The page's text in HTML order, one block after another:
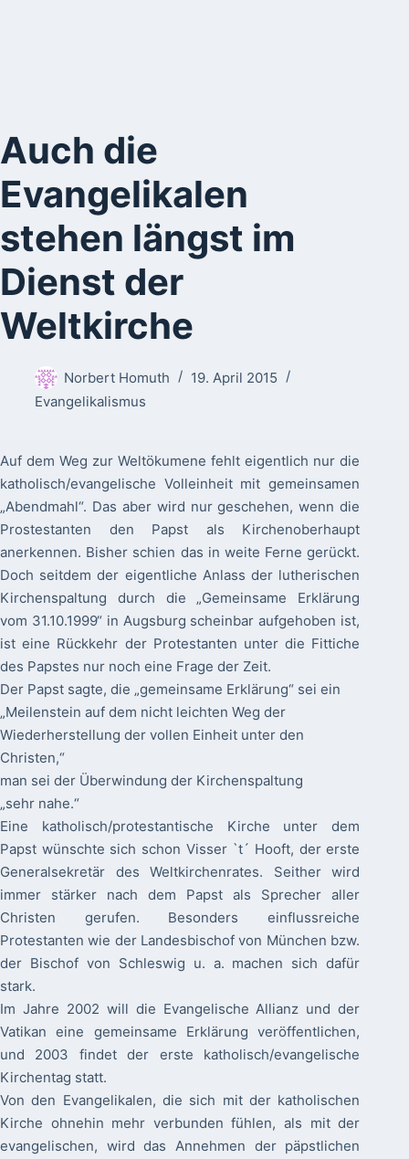
Auch die
Evangelikalen
stehen längst im
Dienst der
Weltkirche
Norbert Homuth
19. April 2015
Evangelikalismus
Auf dem Weg zur Weltökumene fehlt eigentlich nur die
katholisch/evangelische Volleinheit mit gemeinsamen
„Abendmahl“. Das aber wird nur geschehen, wenn die
Prostestanten den Papst als Kirchenoberhaupt
anerkennen. Bisher schien das in weite Ferne gerückt.
Doch seitdem der eigentliche Anlass der lutherischen
Kirchenspaltung durch die „Gemeinsame Erklärung
vom 31.10.1999“ in Augsburg scheinbar aufgehoben ist,
ist eine Rückkehr der Protestanten unter die Fittiche
des Papstes nur noch eine Frage der Zeit.
Der Papst sagte, die „gemeinsame Erklärung“ sei ein
„Meilenstein auf dem nicht leichten Weg der
Wiederherstellung der vollen Einheit unter den
Christen,“
man sei der Überwindung der Kirchenspaltung
„sehr nahe.“
Eine katholisch/protestantische Kirche unter dem
Papst wünschte sich schon Visser `t´ Hooft, der erste
Generalsekretär des Weltkirchenrates. Seither wird
immer stärker nach dem Papst als Sprecher aller
Christen gerufen. Besonders einflussreiche
Protestanten wie der Landesbischof von München bzw.
der Bischof von Schleswig u. a. machen sich dafür
stark.
Im Jahre 2002 will die Evangelische Allianz und der
Vatikan eine gemeinsame Erklärung veröffentlichen,
und 2003 findet der erste katholisch/evangelische
Kirchentag statt.
Von den Evangelikalen, die sich mit der katholischen
Kirche ohnehin mehr verbunden fühlen, als mit der
evangelischen, wird das Annehmen der päpstlichen